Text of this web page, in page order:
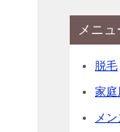
メニュ
脱毛
家庭
メ